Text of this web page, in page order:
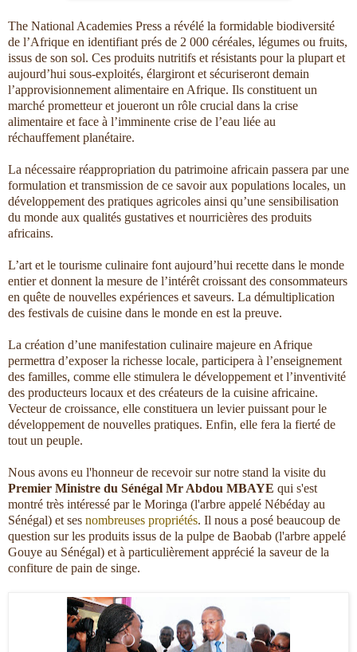
The National Academies Press a révélé la formidable biodiversité
de l’Afrique en identifiant prés de 2 000 céréales, légumes ou fruits,
issus de son sol. Ces produits nutritifs et résistants pour la plupart et
aujourd’hui sous-exploités, élargiront et sécuriseront demain
l’approvisionnement alimentaire en Afrique. Ils constituent un
marché prometteur et joueront un rôle crucial dans la crise
alimentaire et face à l’imminente crise de l’eau liée au
réchauffement planétaire.
La nécessaire réappropriation du patrimoine africain passera par une
formulation et transmission de ce savoir aux populations locales, un
développement des pratiques agricoles ainsi qu’une sensibilisation
du monde aux qualités gustatives et nourricières des produits
africains.
L’art et le tourisme culinaire font aujourd’hui recette dans le monde
entier et donnent la mesure de l’intérêt croissant des consommateurs
en quête de nouvelles expériences et saveurs. La démultiplication
des festivals de cuisine dans le monde en est la preuve.
La création d’une manifestation culinaire majeure en Afrique
permettra d’exposer la richesse locale, participera à l’enseignement
des familles, comme elle stimulera le développement et l’inventivité
des producteurs locaux et des créateurs de la cuisine africaine.
Vecteur de croissance, elle constituera un levier puissant pour le
développement de nouvelles pratiques. Enfin, elle fera la fierté de
tout un peuple.
Nous avons eu l'honneur de recevoir sur notre stand la visite du
Premier Ministre du Sénégal Mr Abdou MBAYE qui s'est
montré très intéressé par le Moringa (l'arbre appelé Nébéday au
Sénégal) et ses nombreuses propriétés. Il nous a posé beaucoup de
question sur les produits issus de la pulpe de Baobab (l'arbre appelé
Gouye au Sénégal) et à particulièrement apprécié la saveur de la
confiture de pain de singe.